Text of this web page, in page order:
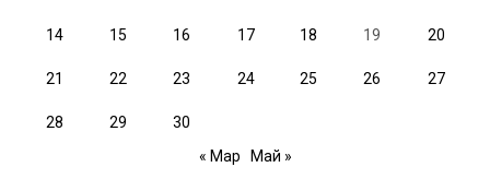
14 15 16 17 18 19 20
21 22 23 24 25 26 27
28 29
30
« Мар
Май »